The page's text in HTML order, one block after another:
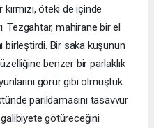
öteki de içinde
Tezgahtar, mahirane bir el
birleştirdi. Bir saka kuşunun
benzer bir parlaklık
görür gibi olmuştuk.
parıldamasını tasavvur
götüreceğini